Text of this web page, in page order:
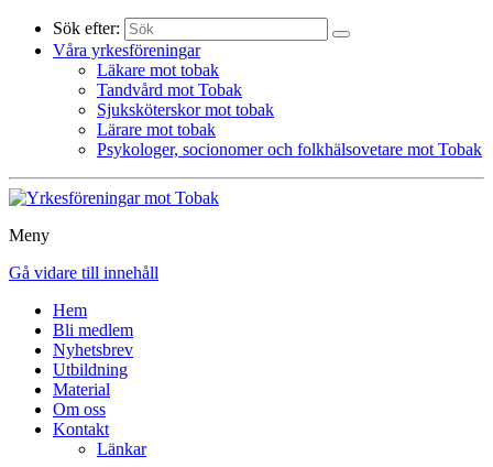
Sök efter:
Våra yrkesföreningar
Läkare mot tobak
Tandvård mot Tobak
Sjuksköterskor mot tobak
Lärare mot tobak
Psykologer, socionomer och folkhälsovetare mot Tobak
Meny
Gå vidare till innehåll
Hem
Bli medlem
Nyhetsbrev
Utbildning
Material
Om oss
Kontakt
Länkar